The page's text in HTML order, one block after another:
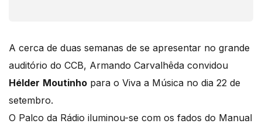
A cerca de duas semanas de se apresentar no grande
auditório do CCB, Armando Carvalhêda convidou
Hélder Moutinho para o Viva a Música no dia 22 de
setembro.
O Palco da Rádio iluminou-se com os fados do Manual